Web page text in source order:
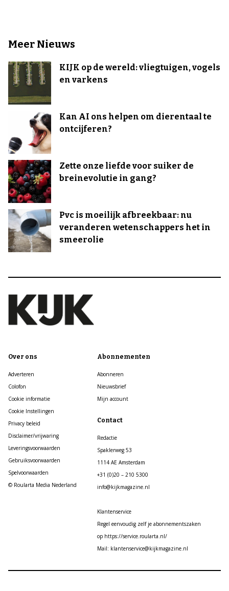
Meer Nieuws
KIJK op de wereld: vliegtuigen, vogels
en varkens
Kan AI ons helpen om dierentaal te
ontcijferen?
Zette onze liefde voor suiker de
breinevolutie in gang?
Pvc is moeilijk afbreekbaar: nu
veranderen wetenschappers het in
smeerolie
Over ons
Adverteren
Colofon
Cookie informatie
Cookie Instellingen
Privacy beleid
Disclaimer/vrijwaring
Leveringsvoorwaarden
Gebruiksvoorwaarden
Spelvoorwaarden
© Roularta Media Nederland
Abonnementen
Abonneren
Nieuwsbrief
Mijn account
Contact
Redactie
Spaklerweg 53
1114 AE Amsterdam
+31 (0)20 – 210 5300
info@kijkmagazine.nl
Klantenservice
Regel eenvoudig zelf je abonnementszaken
op https://service.roularta.nl/
Mail: klantenservice@kijkmagazine.nl